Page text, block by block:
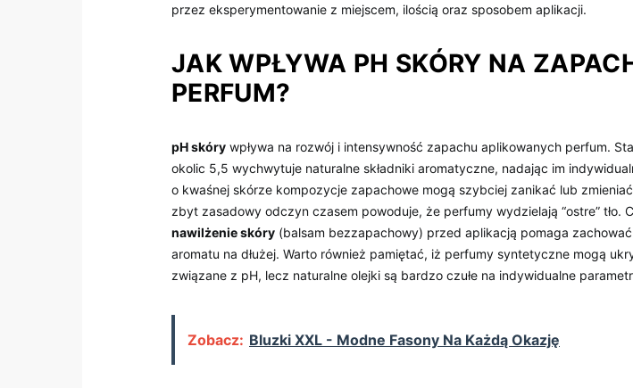
przez eksperymentowanie z miejscem, ilością oraz sposobem aplikacji.
JAK WPŁYWA PH SKÓRY NA
PERFUM?
pH skóry wpływa na rozwój i intensywność zapachu aplikowanych perfum.
okolic 5,5 wychwytuje naturalne składniki aromatyczne, nadając im
o kwaśnej skórze kompozycje zapachowe mogą szybciej zanikać lub
zbyt zasadowy odczyn czasem powoduje, że perfumy wydzielają “ostre” tło.
nawilżenie skóry (balsam bezzapachowy) przed aplikacją pomaga
aromatu na dłużej. Warto również pamiętać, iż perfumy syntetyczne mogą
związane z pH, lecz naturalne olejki są bardzo czułe na indywidualne
Zobacz: Bluzki XXL - Modne Fasony Na Każdą Okazję